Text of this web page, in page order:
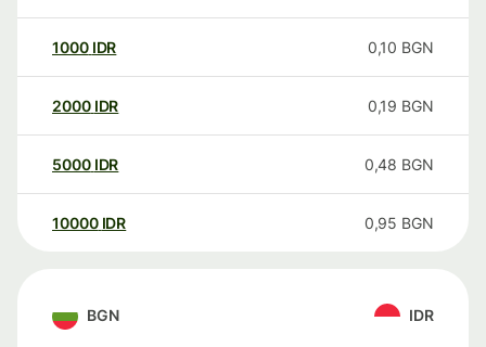
1000 IDR 0,10 BGN
2000 IDR 0,19 BGN
5000 IDR 0,48 BGN
10000 IDR 0,95 BGN
BGN IDR